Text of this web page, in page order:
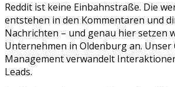
Reddit ist keine Einbahnstraße. Die
entstehen in den Kommentaren und
Nachrichten – und genau hier setzen
Unternehmen in Oldenburgan. Unser
Management verwandelt
Leads.